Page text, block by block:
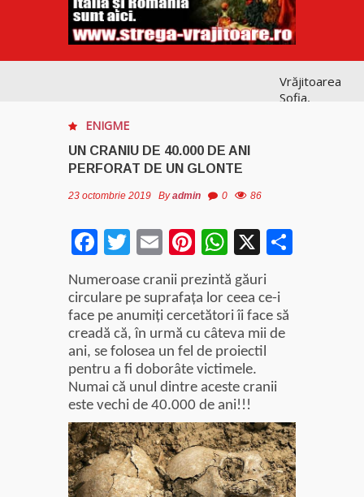
Vrăjitoarea
Sofia,
Vrăjitoarea
puternice
leacuri
Gheorghe,
singura
fiică a
Mamei
Omida
ENIGME
UN CRANIU DE 40.000 DE ANI
PERFORAT DE UN GLONTE
23 octombrie 2019 Byadmin 0 86
Facebook
Twitter
EmailPinterest
WhatsApp
X
Numeroase cranii prezintă găuri
circulare pe suprafaţa lor ceea ce-i
face pe anumiţi cercetători îi face să
creadă că, în urmă cu câteva mii de
ani, se folosea un fel de proiectil
pentru a fi doborâte victimele.
Numai că unul dintre aceste cranii
este vechi de 40.000 de ani!!!